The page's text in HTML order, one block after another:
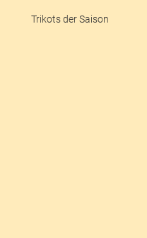
Trikots der Saison